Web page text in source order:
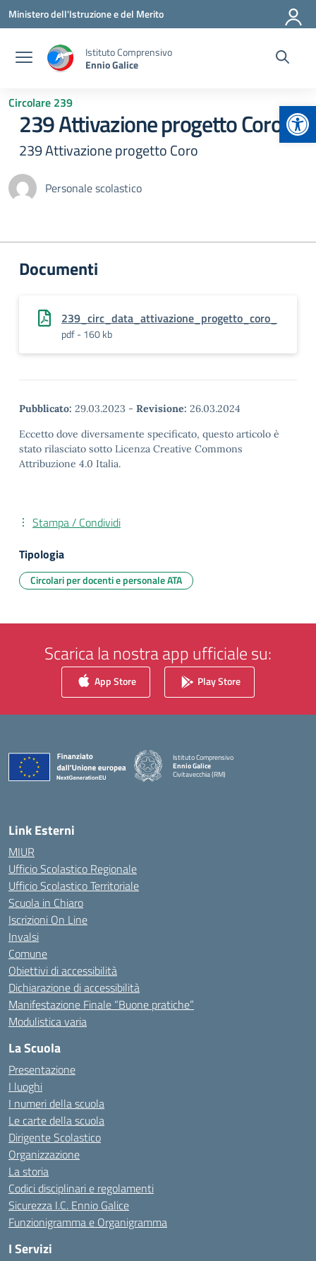
Vai ai contenuti
Vai al menu di navigazione
Vai al footer
Ministero dell'Istruzione e del Merito
Istituto Comprensivo
Ennio Galice
Circolare 239
239 Attivazione progetto Coro
239 Attivazione progetto Coro
Personale scolastico
Documenti
239_circ_data_attivazione_progetto_coro_
pdf - 160 kb
Pubblicato: 29.03.2023 - Revisione: 26.03.2024
Eccetto dove diversamente specificato, questo articolo è
stato rilasciato sotto Licenza Creative Commons
Attribuzione 4.0 Italia.
Stampa / Condividi
Tipologia
Circolari per docenti e personale ATA
Scarica la nostra app ufficiale su:
App Store Play Store
Istituto Comprensivo
Ennio Galice
Civitavecchia (RM)
Link Esterni
MIUR
Ufficio Scolastico Regionale
Ufficio Scolastico Territoriale
Scuola in Chiaro
Iscrizioni On Line
Invalsi
Comune
Obiettivi di accessibilità
Dichiarazione di accessibilità
Manifestazione Finale “Buone pratiche”
Modulistica varia
La Scuola
Presentazione
I luoghi
I numeri della scuola
Le carte della scuola
Dirigente Scolastico
Organizzazione
La storia
Codici disciplinari e regolamenti
Sicurezza I.C. Ennio Galice
Funzionigramma e Organigramma
I Servizi